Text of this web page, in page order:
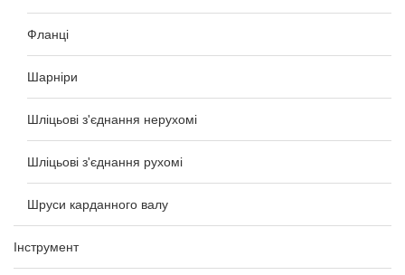
Фланці
Шарніри
Шліцьові з'єднання нерухомі
Шліцьові з'єднання рухомі
Шруси карданного валу
Інструмент